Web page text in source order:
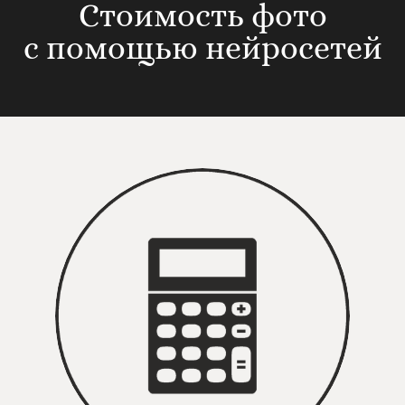
Стоимость фото
с помощью нейросетей